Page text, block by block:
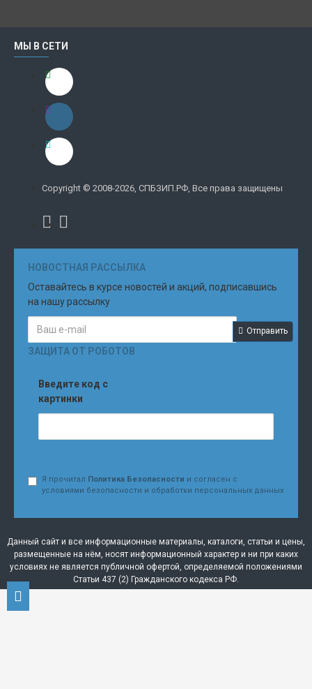
МЫ В СЕТИ
Copyright © 2008-2026, СПБЗИП.РФ, Все права защищены
НОВОСТНАЯ РАССЫЛКА
Оставайтесь в курсе новостей и акций, подписавшись
на нашу рассылку
Отправить
ЗАЩИТА ОТ РОБОТОВ
Введите код с
картинки
Я прочитал Политика Безопасности и согласен с
условиями безопасности и обработки персональных данных
Данный сайт и все информационные материалы, каталоги, статьи и цены,
размещенные на нём, носят информационный характер и ни при каких
условиях не является публичной офертой, определяемой положениями
Статьи 437 (2) Гражданского кодекса РФ.